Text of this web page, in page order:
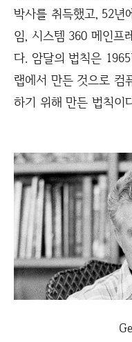
박사를 취득했고, 52년
임, 시스템 360 메인프
다. 암달의 법칙은
랩에서 만든 것으로 컴
하기 위해 만든 법칙이